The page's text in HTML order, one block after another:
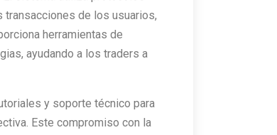
transacciones de los usuarios,
herramientas de
ayudando a los traders a
y soporte técnico para
Este compromiso con la